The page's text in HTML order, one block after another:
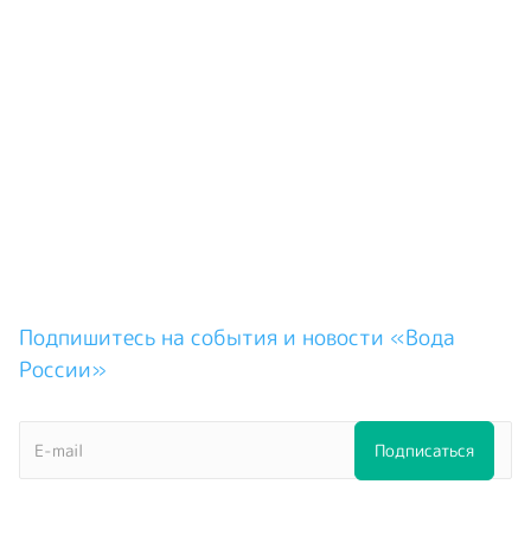
Подпишитесь на события и новости «Вода
России»